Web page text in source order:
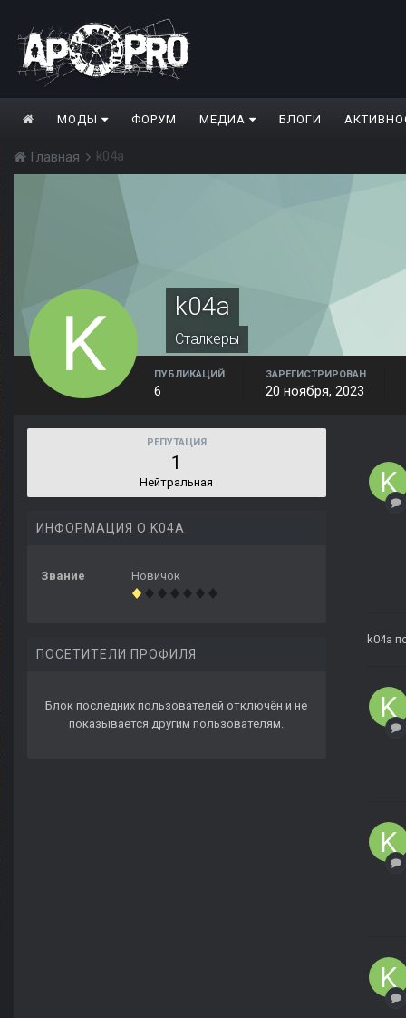
МОДЫ ФОРУМ МЕДИА БЛОГИ
Главная k04a
k04a
Сталкеры
ПУБЛИКАЦИЙ
6
ЗАРЕГИСТРИРОВАН
20 ноября, 2023
РЕПУТАЦИЯ
1
Нейтральная
ИНФОРМАЦИЯ О K04A
Звание Новичок
ПОСЕТИТЕЛИ ПРОФИЛЯ
Блок последних пользователей отключён и не
показывается другим пользователям.
k04a